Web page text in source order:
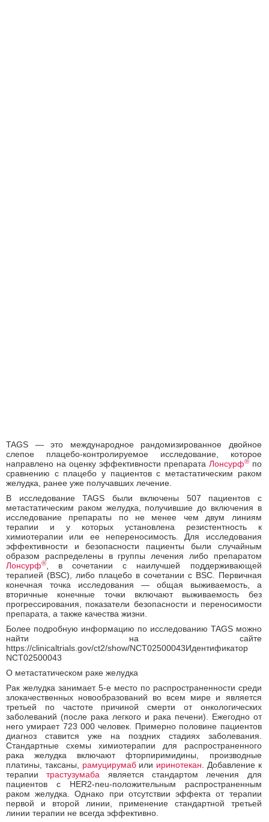
TAGS — это международное рандомизированное двойное
слепое плацебо-контролируемое исследование, которое
направлено на оценку эффективности препарата Лонсурф®по
сравнению с плацебо у пациентов с метастатическим раком
желудка, ранее уже получавших лечение.
В исследование TAGS были включены 507 пациентов с
метастатическим раком желудка, получившие до включения в
исследование препараты по не менее чем двум линиям
терапии и у которых установлена резистентность к
химиотерапии или ее непереносимость. Для исследования
эффективности и безопасности пациенты были случайным
образом распределены в группы лечения либо препаратом
Лонсурф®
, в сочетании с наилучшей поддерживающей
терапией (BSC), либо плацебо в сочетании с BSC. Первичная
конечная точка исследования — общая выживаемость, а
вторичные конечные точки включают выживаемость без
прогрессирования, показатели безопасности и переносимости
препарата, а также качества жизни.
Более подробную информацию по исследованию TAGS можно
найти на сайте
https://clinicaltrials.gov/ct2/show/NCT02500043Идентификатор
NCT02500043
О метастатическом раке желудка
Рак желудка занимает 5-е место по распространенности среди
злокачественных новообразований во всем мире и является
третьей по частоте причиной смерти от онкологических
заболеваний (после рака легкого и рака печени). Ежегодно от
него умирает 723 000 человек. Примерно половине пациентов
диагноз ставится уже на поздних стадиях заболевания.
Стандартные схемы химиотерапии для распространенного
рака желудка включают фторпиримидины, производные
платины, таксаны, рамуцирумабили иринотекан . Добавление к
терапиитрастузумаба является стандартом лечения для
пациентов с HER2-neu-положительным распространенным
раком желудка. Однако при отсутствии эффекта от терапии
первой и второй линии, применение стандартной третьей
линии терапии не всегда эффективно.